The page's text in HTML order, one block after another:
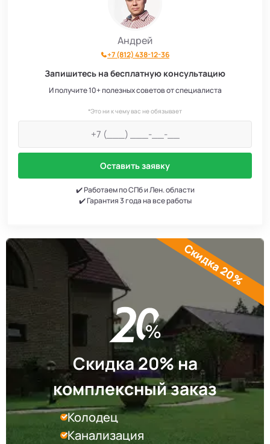
Андрей
+7 (812) 438-12-36
Запишитесь на бесплатную консультацию
И получите 10+ полезных советов от специалиста
*Это ни к чему вас не обязывает
Оставить заявку
✔️ Работаем по СПб и Лен. области
✔️ Гарантия 3 года на все работы
Скидка 20% на
комплексный заказ
Колодец
Канализация
Скидка 20%